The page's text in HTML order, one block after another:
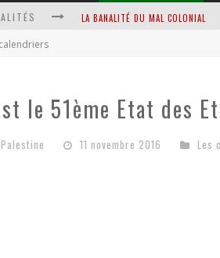
LA BANALITÉ DU MAL COLONIAL
LA RÉVOLUTION OU RIEN
le 51ème Etat des
11 novembre 2016 Les